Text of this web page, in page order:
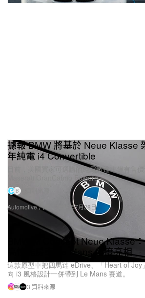
候都會開著他出去放鬆自己的身心
從嵌框變成藏框，所以有再去潤輪
窗和三角窗鋁板，最後是 NRG 快拆
Automotive 汽車
年純電 i4 Convertible
目前，美國買家可選購的純電敞篷車僅有售價
Maserati GranCabrio Folgore。
2026年7月28日
Automotive 汽車
BMW M Concept Neue Klasse：
高性能房車 Le Mans 首度亮相
這款原型車把四馬達 eDrive、「Heart of Joy
向 i3 風格設計一併帶到 Le Mans 賽道。
3 資料來源